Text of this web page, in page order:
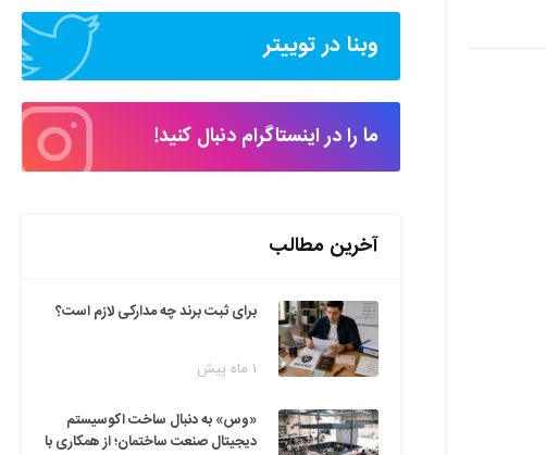
وبنا در توییتر
ما را در اینستاگرام دنبال کنید!
آخرین مطالب
برای ثبت برند چه مدارکی لازم است؟
۱ ماه پیش
«وس» به دنبال ساخت اکوسیستم
دیجیتال صنعت ساختمان؛ از همکاری با